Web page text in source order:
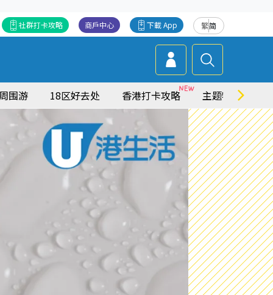
繁简
下載 App
商戶中心
社群打卡攻略
周围游 18区好去处 香港打卡攻略 主题特集